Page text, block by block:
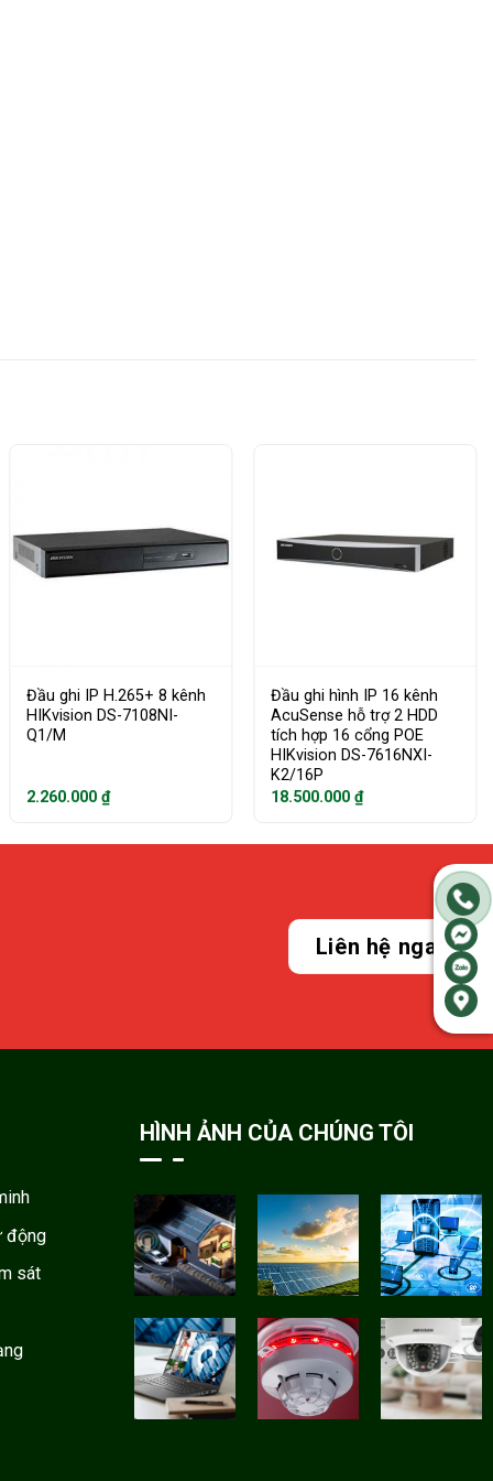
Đầu ghi IP H.265+ 8 kênh
HIKvision DS-7108NI-
Q1/M
2.260.000₫
Đầu ghi hình IP 16 kênh
AcuSense hỗ trợ 2 HDD
tích hợp 16 cổng POE
HIKvision DS-7616NXI-
K2/16P
18.500.000₫
Liên hệ ngay
động
sát
HÌNH ẢNH CỦA CHÚNG TÔI